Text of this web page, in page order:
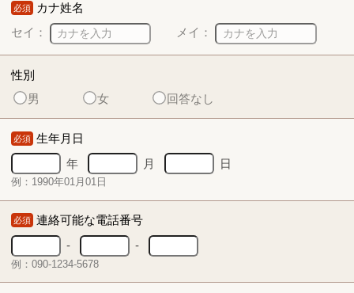
必須 カナ姓名
セイ：
メイ：
性別
男
女 回答なし
必須 生年月日
年
月 日
例：1990年01月01日
必須 連絡可能な電話番号
-
-
例：090-1234-5678